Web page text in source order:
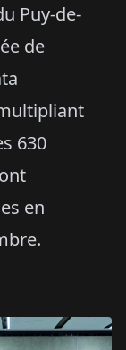
Puy-de-
de
630
en